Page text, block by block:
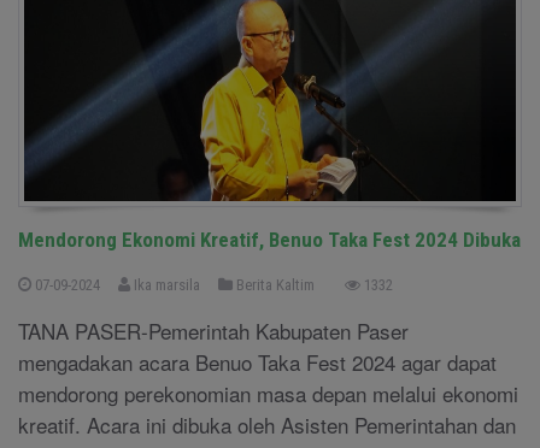
Mendorong Ekonomi Kreatif, Benuo Taka Fest 2024 Dibuka
07-09-2024 Ika marsila Berita Kaltim 1332
TANA PASER-Pemerintah Kabupaten Paser
mengadakan acara Benuo Taka Fest 2024 agar dapat
mendorong perekonomian masa depan melalui ekonomi
kreatif. Acara ini dibuka oleh Asisten Pemerintahan dan